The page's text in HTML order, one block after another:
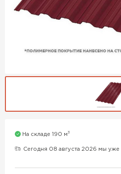
На складе 190 м3
Сегодня 08 августа 2026 мы уже